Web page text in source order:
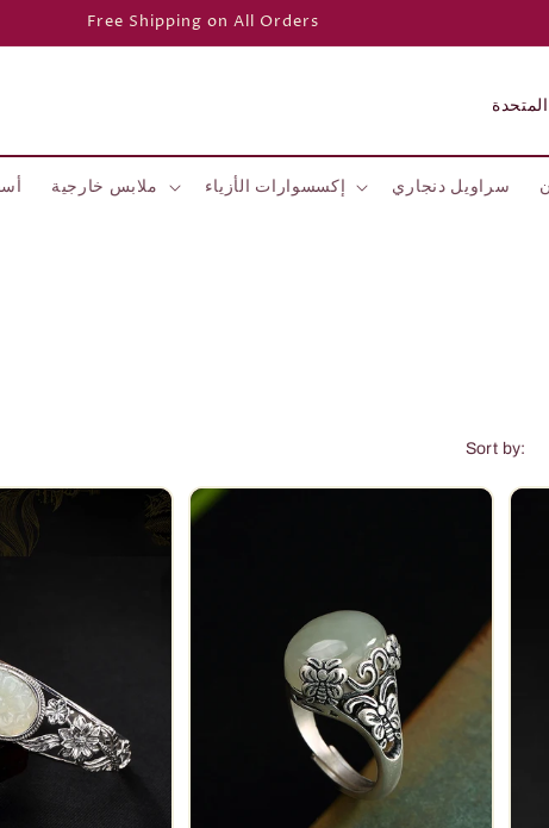
Free Shipping on All Orders
ملابس خارجية إكسسوارات الأزياء سراويل دنجاري
C
u
Sort by: